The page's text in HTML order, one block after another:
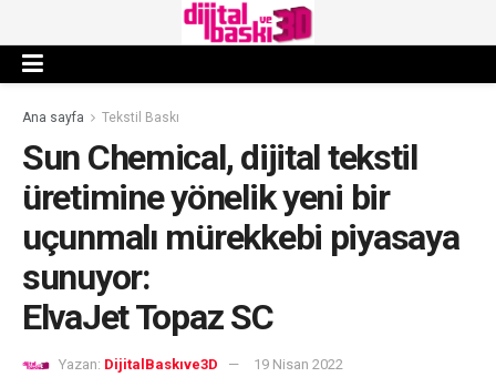
Ana sayfa Tekstil Baskı
Sun Chemical, dijital tekstil
üretimine yönelik yeni bir
uçunmalı mürekkebi piyasaya
sunuyor:
ElvaJet Topaz SC
Yazan: DijitalBaskıve3D 19 Nisan 2022